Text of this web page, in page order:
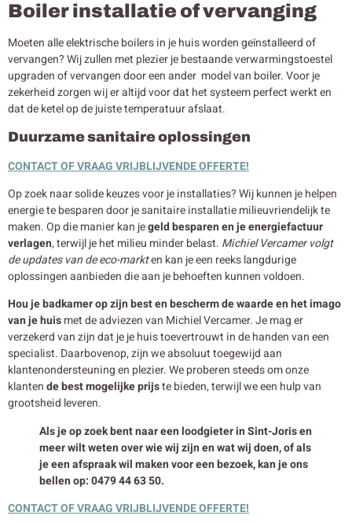
Boiler installatie of vervanging
Moeten alle elektrische boilers in je huis worden geïnstalleerd of
vervangen? Wij zullen met plezier je bestaande verwarmingstoestel
upgraden of vervangen door een ander model van boiler. Voor je
zekerheid zorgen wij er altijd voor dat het systeem perfect werkt en
dat de ketel op de juiste temperatuur afslaat.
Duurzame sanitaire oplossingen
CONTACT OF VRAAG VRIJBLIJVENDE OFFERTE!
Op zoek naar solide keuzes voor je installaties? Wij kunnen je helpen
energie te besparen door je sanitaire installatie milieuvriendelijk te
maken. Op die manier kan jegeld besparen en je energiefactuur
verlagen, terwijl je het milieu minder belast. Michiel Vercamer volgt
de updates van de eco-markten kan je een reeks langdurige
oplossingen aanbieden die aan je behoeften kunnen voldoen.
Hou je badkamer op zijn best en bescherm de waarde en het imago
van je huismet de adviezen van Michiel Vercamer. Je mag er
verzekerd van zijn dat je je huis toevertrouwt in de handen van een
specialist. Daarbovenop, zijn we absoluut toegewijd aan
klantenondersteuning en plezier. We proberen steeds om onze
klantende best mogelijke prijste bieden, terwijl we een hulp van
grootsheid leveren.
Als je op zoek bent naar een loodgieter in Sint-Joris en
meer wilt weten over wie wij zijn en wat wij doen, of als
je een afspraak wil maken voor een bezoek, kan je ons
bellen op: 0479 44 63 50.
CONTACT OF VRAAG VRIJBLIJVENDE OFFERTE!